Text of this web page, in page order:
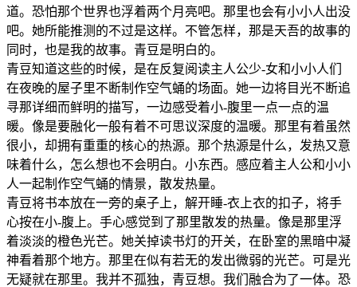
道。恐怕那个世界也浮着两个月亮吧。那里也会有小小人出没
吧。她所能推测的不过是这样。不管怎样，那是天吾的故事的
同时，也是我的故事。青豆是明白的。
青豆知道这些的时候，是在反复阅读主人公少-女和小小人们
在夜晚的屋子里不断制作空气蛹的场面。她一边将目光不断追
寻那详细而鲜明的描写，一边感受着小-腹里一点一点的温
暖。像是要融化一般有着不可思议深度的温暖。那里有着虽然
很小，却拥有重重的核心的热源。那个热源是什么，发热又意
味着什么，怎么想也不会明白。小东西。感应着主人公和小小
人一起制作空气蛹的情景，散发热量。
青豆将书本放在一旁的桌子上，解开睡-衣上衣的扣子，将手
心按在小-腹上。手心感觉到了那里散发的热量。像是那里浮
着淡淡的橙色光芒。她关掉读书灯的开关，在卧室的黑暗中凝
神看着那个地方。那里在似有若无的发出微弱的光芒。可是光
无疑就在那里。我并不孤独，青豆想。我们融合为了一体。恐